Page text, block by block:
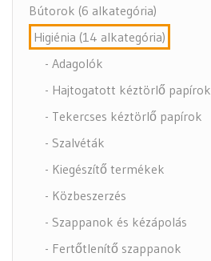
Bútorok (6 alkategória)
Higiénia (14 alkategória)
- Adagolók
- Hajtogatott kéztörlő papírok
- Tekercses kéztörlő papírok
- Szalvéták
- Kiegészítő termékek
- Közbeszerzés
- Szappanok és kézápolás
- Fertőtlenítő szappanok